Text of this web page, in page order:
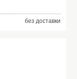
без доставки